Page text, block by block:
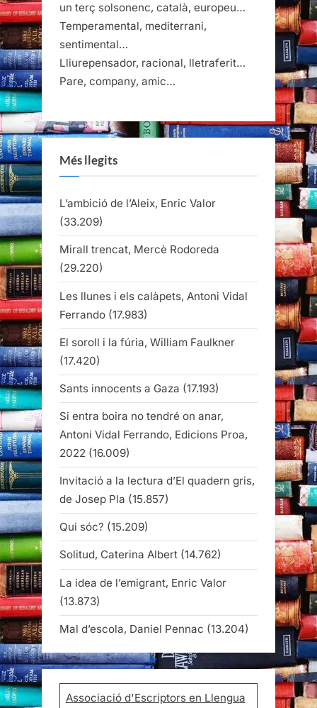
un terç solsonenc, català, europeu…
Temperamental, mediterrani,
sentimental…
Lliurepensador, racional, lletraferit…
Pare, company, amic…
Més llegits
L’ambició de l’Aleix, Enric Valor
(33.209)
Mirall trencat, Mercè Rodoreda
(29.220)
Les llunes i els calàpets, Antoni Vidal
Ferrando (17.983)
El soroll i la fúria, William Faulkner
(17.420)
Sants innocents a Gaza (17.193)
Si entra boira no tendré on anar,
Antoni Vidal Ferrando, Edicions Proa,
2022 (16.009)
Invitació a la lectura d’El quadern gris,
de Josep Pla (15.857)
Qui sóc? (15.209)
Solitud, Caterina Albert (14.762)
La idea de l’emigrant, Enric Valor
(13.873)
Mal d’escola, Daniel Pennac (13.204)
Associació d'Escriptors en Llengua